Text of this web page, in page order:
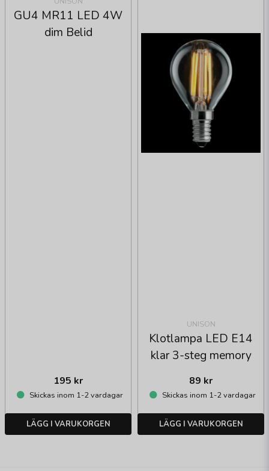
GU4 MR11 LED 4W
dim Belid
195 kr
Skickas inom 1-2 vardagar
LÄGG I VARUKORGEN
UNISON
Klotlampa LED E14
klar 3-steg memory
89 kr
Skickas inom 1-2 vardagar
LÄGG I VARUKORGEN